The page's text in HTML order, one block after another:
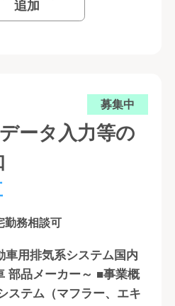
追加
募集中
ータ入力等の
勤務相談可
車用排気系システム国内
部品メーカー～ ■事業概
ステム（マフラー、エキ